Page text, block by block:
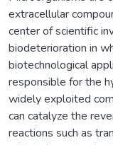
extracellular
center of scientific
biodeterioration in
biotechnological
responsible for the
widely exploited
can catalyze the
reactions such as